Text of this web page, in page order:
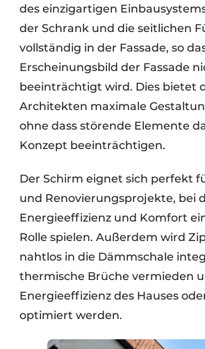
des einzigartigen
der Schrank und die seitlichen
vollständig in der Fassade, so
Erscheinungsbild der Fassade
beeinträchtigt wird. Dies bietet
Architekten maximale
ohne dass störende Elemente
Konzept beeinträchtigen.
Der Schirm eignet sich perfekt
und Renovierungsprojekte, bei
Energieeffizienz und Komfort
Rolle spielen. Außerdem wird
nahtlos in die Dämmschale
thermische Brüche vermieden
Energieeffizienz des Hauses
optimiert werden.